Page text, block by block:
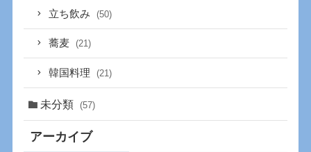
立ち飲み (50)
蕎麦 (21)
韓国料理 (21)
未分類 (57)
アーカイブ